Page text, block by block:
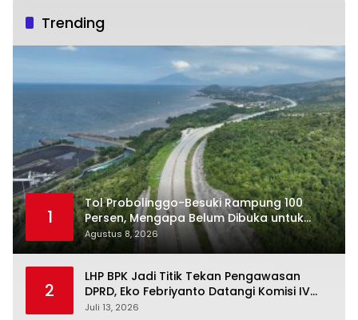
Trending
1
Tol Probolinggo-Besuki Rampung 100
Persen, Mengapa Belum Dibuka untuk
Publik?
Agustus 8, 2026
2
LHP BPK Jadi Titik Tekan Pengawasan
DPRD, Eko Febriyanto Datangi Komisi IV
dan Ajak Dewan Kembali Berpijak pada
Juli 13, 2026